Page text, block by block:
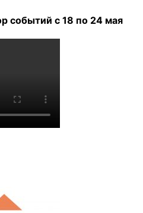
событий с 18 по 24 мая